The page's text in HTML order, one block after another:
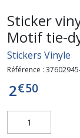
Sticker
Motif tie-
Stickers Vinyle
Référence :
2€50